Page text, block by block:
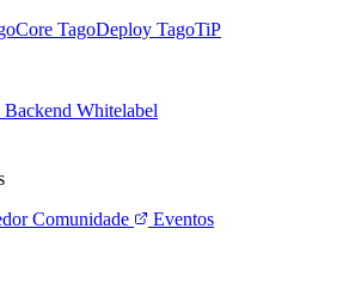
TagoDeploy TagoTiP
Backend Whitelabel
Comunidade
Eventos